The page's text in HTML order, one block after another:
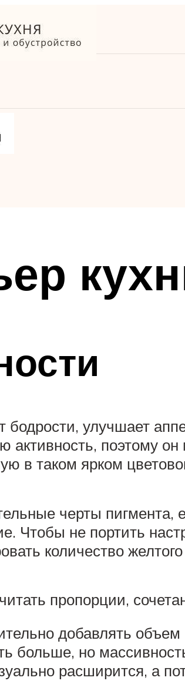
бодрости, улучшает
поэтому он
в таком ярком
черты пигмента,
Чтобы не портить
количество
пропорции,
добавлять объем
больше, но
расширится, а